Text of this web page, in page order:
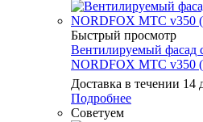
Быстрый просмотр
Вентилируемый фасад
NORDFOX МТС v350
Доставка в течении 14
Подробнее
Советуем